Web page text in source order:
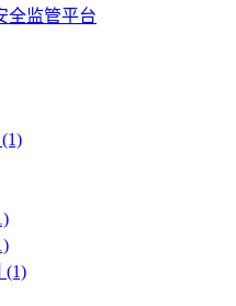
全监管平台
(1)
(1)